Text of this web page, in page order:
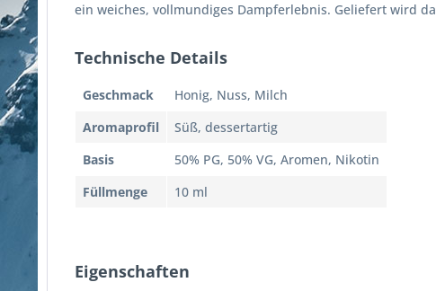
ein weiches, vollmundiges Dampferlebnis. Geliefert wird
Technische Details
Geschmack
Honig, Nuss, Milch
Aromaprofil
Süß, dessertartig
Basis
50% PG, 50% VG, Aromen, Nikotin
Füllmenge
10 ml
Eigenschaften